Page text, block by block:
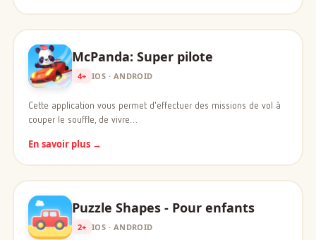
McPanda: Super pilote
4+ IOS · ANDROID
Cette application vous permet d'effectuer des missions de vol à
couper le souffle, de vivre…
En savoir plus →
Puzzle Shapes - Pour enfants
2+ IOS · ANDROID